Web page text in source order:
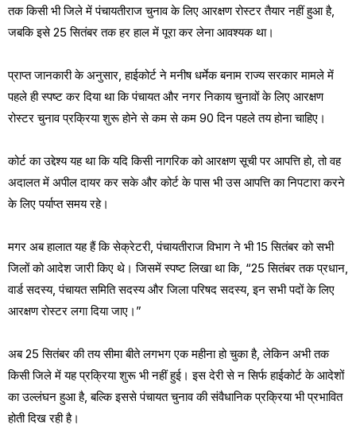
तक किसी भी जिले में पंचायतीराज चुनाव के लिए आरक्षण रोस्टर तैयार नहीं हुआ है,
जबकि इसे 25 सितंबर तक हर हाल में पूरा कर लेना आवश्यक था।
प्राप्त जानकारी के अनुसार, हाईकोर्ट ने मनीष धर्मेक बनाम राज्य सरकार मामले में
पहले ही स्पष्ट कर दिया था कि पंचायत और नगर निकाय चुनावों के लिए आरक्षण
रोस्टर चुनाव प्रक्रिया शुरू होने से कम से कम 90 दिन पहले तय होना चाहिए।
कोर्ट का उद्देश्य यह था कि यदि किसी नागरिक को आरक्षण सूची पर आपत्ति हो, तो वह
अदालत में अपील दायर कर सके और कोर्ट के पास भी उस आपत्ति का निपटारा करने
के लिए पर्याप्त समय रहे।
मगर अब हालात यह हैं कि सेक्रेटरी, पंचायतीराज विभाग ने भी 15 सितंबर को सभी
जिलों को आदेश जारी किए थे। जिसमें स्पष्ट लिखा था कि, “25 सितंबर तक प्रधान,
वार्ड सदस्य, पंचायत समिति सदस्य और जिला परिषद सदस्य, इन सभी पदों के लिए
आरक्षण रोस्टर लगा दिया जाए।”
अब 25 सितंबर की तय सीमा बीते लगभग एक महीना हो चुका है, लेकिन अभी तक
किसी जिले में यह प्रक्रिया शुरू भी नहीं हुई। इस देरी से न सिर्फ हाईकोर्ट के आदेशों
का उल्लंघन हुआ है, बल्कि इससे पंचायत चुनाव की संवैधानिक प्रक्रिया भी प्रभावित
होती दिख रही है।